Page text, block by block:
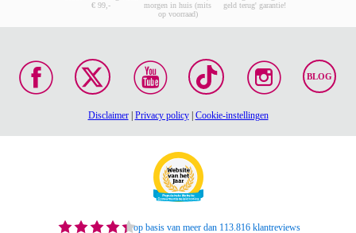
€ 99,-
morgen in huis (mits
op voorraad)
geld terug' garantie!
BLOG
Disclaimer| Privacy policy| Cookie-instellingen
op basis van meer dan 113.816 klantreviews